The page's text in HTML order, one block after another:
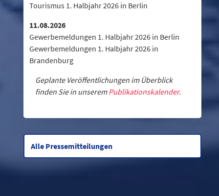
Tourismus 1. Halbjahr 2026 in Berlin
11.08.2026
Gewerbemeldungen 1. Halbjahr 2026 in Berlin
Gewerbemeldungen 1. Halbjahr 2026 in
Brandenburg
Geplante Veröffentlichungen im Überblick
finden Sie in unseremPublikationskalender.
Alle Pressemitteilungen